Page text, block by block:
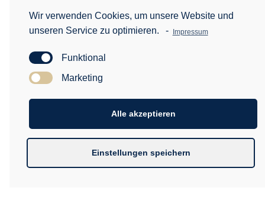
Wir verwenden Cookies, um unsere Website und
unseren Service zu optimieren.
- Impressum
Funktional
Marketing
Alle akzeptieren
Einstellungen speichern